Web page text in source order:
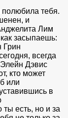
тебя.
и
Лим
засыпаешь:
Грин
всегда
Дэвис
кто может
или
в
ты есть, но и за